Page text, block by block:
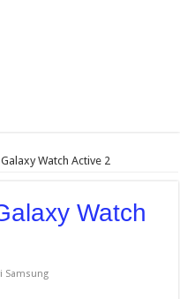
Watch Active 2
Watch
Samsung